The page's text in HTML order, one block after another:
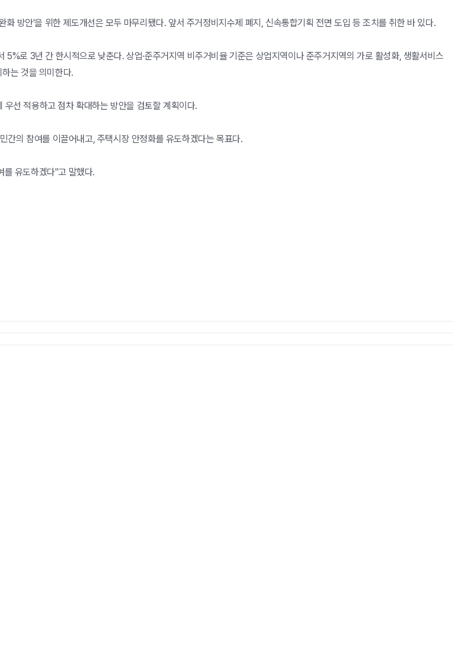
방안'을 위한 제도개선은 모두 마무리됐다. 앞서 주거정비지수제 폐지, 신속통합기획 전면 도입 등 조치를 취한 바 있다.
로 3년 간 한시적으로 낮춘다. 상업·준주거지역 비주거비율 기준은 상업지역이나 준주거지역의 가로 활성화, 생활서비스
는 것을 의미한다.
선 적용하고 점차 확대하는 방안을 검토할 계획이다.
간의 참여를 이끌어내고, 주택시장 안정화를 유도하겠다는 목표다.
를 유도하겠다"고 말했다.